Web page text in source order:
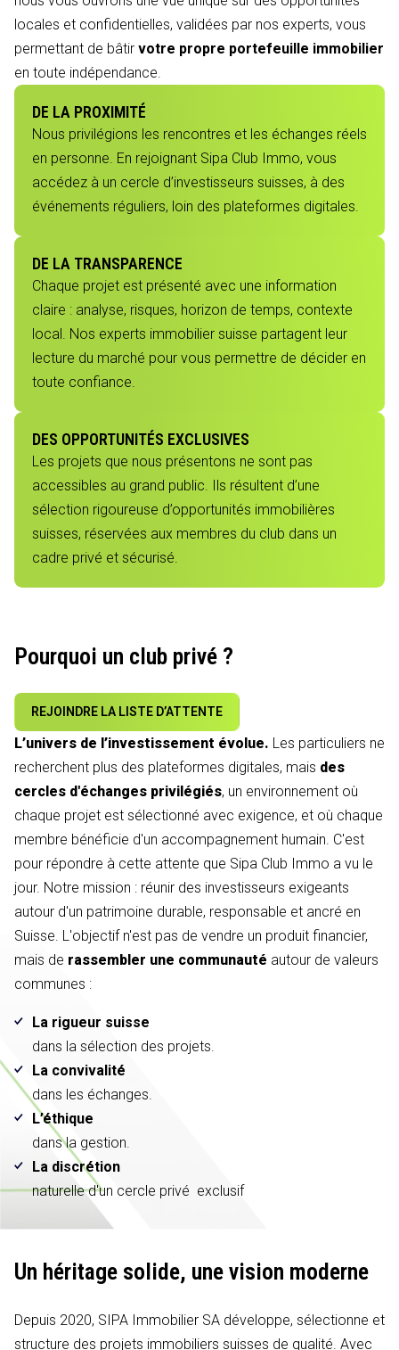
locales et confidentielles, validées par nos experts, vous
permettant de bâtir votre propre portefeuille immobilier
en toute indépendance.
DE LA PROXIMITÉ
Nous privilégions les rencontres et les échanges réels
en personne. En rejoignant Sipa Club Immo, vous
accédez à un cercle d’investisseurs suisses, à des
événements réguliers, loin des plateformes digitales.
DE LA TRANSPARENCE
Chaque projet est présenté avec une information
claire : analyse, risques, horizon de temps, contexte
local. Nos experts immobilier suisse partagent leur
lecture du marché pour vous permettre de décider en
toute confiance.
DES OPPORTUNITÉS EXCLUSIVES
Les projets que nous présentons ne sont pas
accessibles au grand public. Ils résultent d’une
sélection rigoureuse d’opportunités immobilières
suisses, réservées aux membres du club dans un
cadre privé et sécurisé.
Pourquoi un club privé ?
REJOINDRE LA LISTE D’ATTENTE
L’univers de l’investissement évolue. Les particuliers ne
recherchent plus des plateformes digitales, mais des
cercles d'échanges privilégiés, un environnement où
chaque projet est sélectionné avec exigence, et où chaque
membre bénéficie d'un accompagnement humain. C'est
pour répondre à cette attente que Sipa Club Immo a vu le
jour. Notre mission : réunir des investisseurs exigeants
autour d'un patrimoine durable, responsable et ancré en
Suisse. L'objectif n'est pas de vendre un produit financier,
mais de rassembler une communauté autour de valeurs
communes :
La rigueur suisse
dans la sélection des projets.
La convivalité
dans les échanges.
L’éthique
dans la gestion.
La discrétion
naturelle d'un cercle privé exclusif
Un héritage solide, une vision moderne
Depuis 2020, SIPA Immobilier SA développe, sélectionne et
structure des projets immobiliers suisses de qualité. Avec